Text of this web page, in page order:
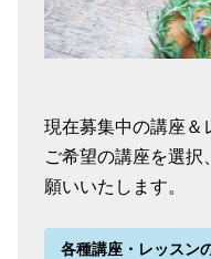
現在募集中の講座＆
ご希望の講座を選択
願いいたします。
各種講座・レッスン